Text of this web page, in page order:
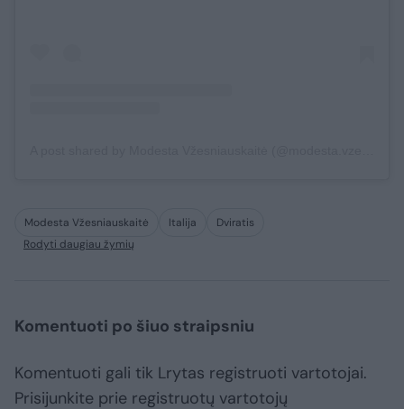
Modesta Vžesniauskaitė Italija
Dviratis
Rodyti daugiau žymių
Komentuoti po šiuo straipsniu
Komentuoti gali tik Lrytas registruoti vartotojai.
Prisijunkite prie registruotų vartotojų